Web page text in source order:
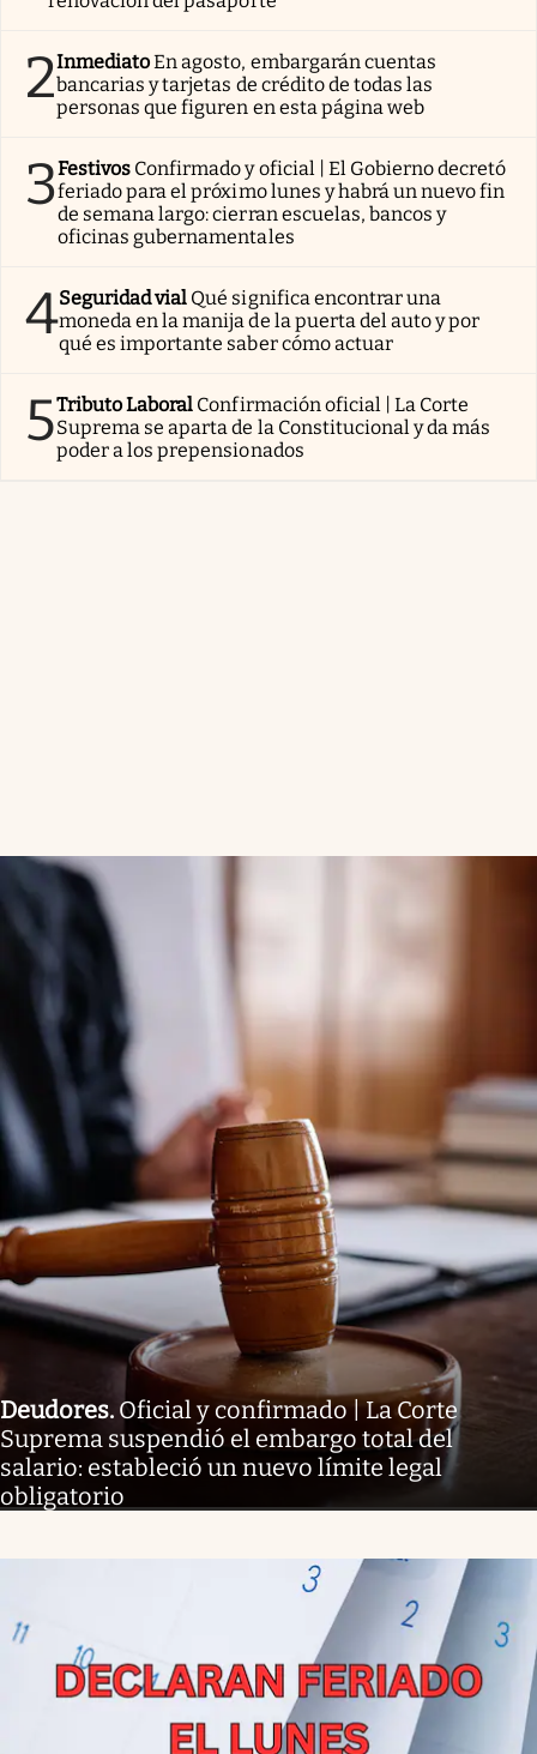
2InmediatoEn agosto, embargarán cuentas
bancarias y tarjetas de crédito de todas las
personas que figuren en esta página web
3Festivos Confirmado y oficial | El Gobierno decretó
feriado para el próximo lunes y habrá un nuevo fin
de semana largo: cierran escuelas, bancos y
oficinas gubernamentales
4Seguridad vial Qué significa encontrar una
moneda en la manija de la puerta del auto y por
qué es importante saber cómo actuar
5Tributo Laboral Confirmación oficial | La Corte
Suprema se aparta de la Constitucional y da más
poder a los prepensionados
Deudores. Oficial y confirmado | La Corte
Suprema suspendió el embargo total del
salario: estableció un nuevo límite legal
obligatorio